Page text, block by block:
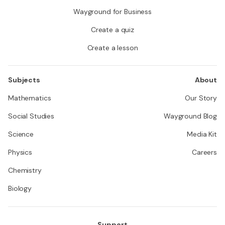
Wayground for Business
Create a quiz
Create a lesson
Subjects
Mathematics
Social Studies
Science
Physics
Chemistry
Biology
About
Our Story
Wayground Blog
Media Kit
Careers